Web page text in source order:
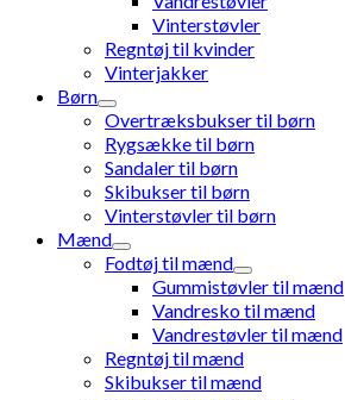
Vinterstøvler
Regntøj til kvinder
Vinterjakker
Børn
Overtræksbukser til børn
Rygsække til børn
Sandaler til børn
Skibukser til børn
Vinterstøvler til børn
Mænd
Fodtøj til mænd
Gummistøvler til mænd
Vandresko til mænd
Vandrestøvler til mænd
Regntøj til mænd
Skibukser til mænd